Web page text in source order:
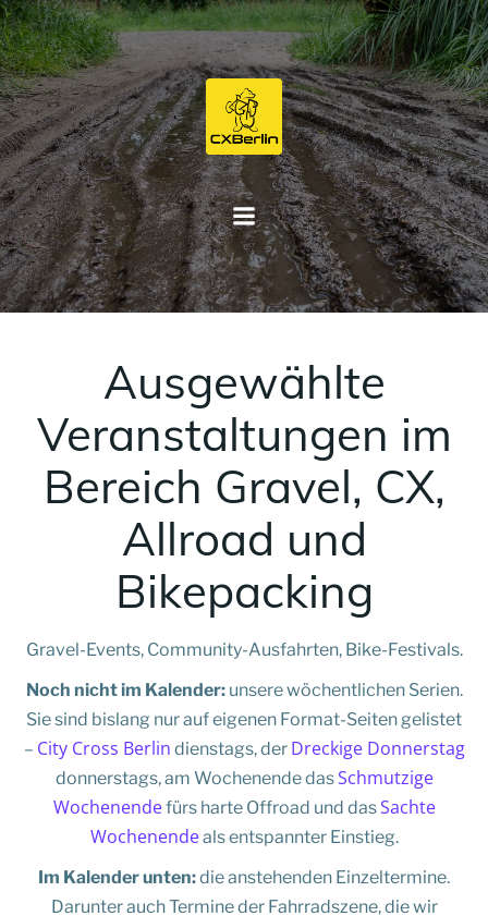
Zum
Inhalt
springen
Ausgewählte
Veranstaltungen im
Bereich Gravel, CX,
Allroad und
Bikepacking
Gravel-Events, Community-Ausfahrten, Bike-Festivals.
Noch nicht im Kalender:unsere wöchentlichen Serien.
Sie sind bislang nur auf eigenen Format-Seiten gelistet
– City Cross Berlin dienstags, der Dreckige Donnerstag
donnerstags, am Wochenende dasSchmutzige
Wochenendefürs harte Offroad und dasSachte
Wochenendeals entspannter Einstieg.
Im Kalender unten:die anstehenden Einzeltermine.
Darunter auch Termine der Fahrradszene, die wir